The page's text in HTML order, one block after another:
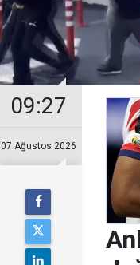
09:27
07 Ağustos 2026